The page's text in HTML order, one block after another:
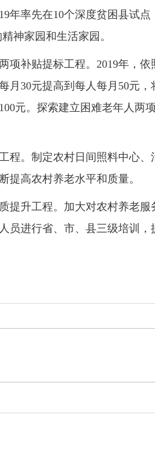
年率先在10个深度贫困县试
神家园和生活家园。
补贴提标工程。2019年，依
月30元提高到每人每月50元
元。探索建立困难老年人两
。制定农村日间照料中心、
提高农村养老水平和质量。
升工程。加大对农村养老服
员进行省、市、县三级培训